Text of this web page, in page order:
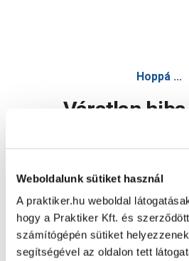
Weboldalunk sütiket használ
A praktiker.hu weboldal
hogy a Praktiker Kft. és
számítógépén sütiket
segítségével az oldalon tett
Hoppá ...
Váratlan
Oldal